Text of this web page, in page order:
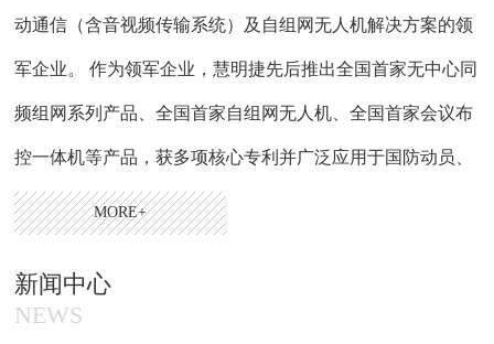
动通信（含音视频传输系统）及自组网无人机解决方案的领
军企业。 作为领军企业，慧明捷先后推出全国首家无中心同
频组网系列产品、全国首家自组网无人机、全国首家会议布
控一体机等产品，获多项核心专利并广泛应用于国防动员、
应急消防、公安执法、能源电力、渔政环保、城市管理等多
多次参与了国家标准、行业标准的制定。
MORE+
新闻中心
NEWS